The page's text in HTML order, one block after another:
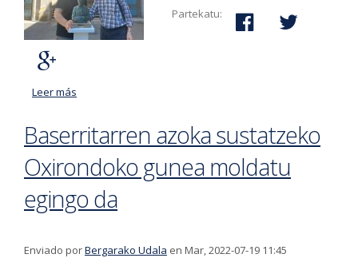
Partekatu:
Leer más
Baserritarren azoka sustatzeko
Oxirondoko gunea moldatu
egingo da
Enviado porBergarako Udala en Mar, 2022-07-19 11:45